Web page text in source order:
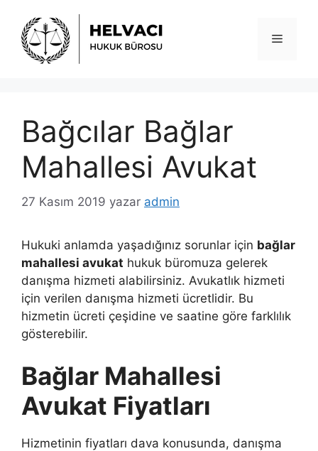
Menü
Bağcılar Bağlar
Mahallesi Avukat
27 Kasım 2019 yazar admin
Hukuki anlamda yaşadığınız sorunlar için bağlar
mahallesi avukat hukuk büromuza gelerek
danışma hizmeti alabilirsiniz. Avukatlık hizmeti
için verilen danışma hizmeti ücretlidir. Bu
hizmetin ücreti çeşidine ve saatine göre farklılık
gösterebilir.
Bağlar Mahallesi
Avukat Fiyatları
Hizmetinin fiyatları dava konusunda, danışma